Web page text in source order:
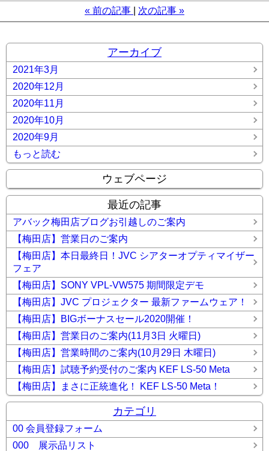
« 前の記事 次の記事 »
アーカイブ
2021年3月
2020年12月
2020年11月
2020年10月
2020年9月
もっと読む
ウェブページ
最近の記事
アバック梅田店ブログお引越しのご案内
【梅田店】営業日のご案内
【梅田店】本日最終日！JVC シアターオプティマイザー
フェア
【梅田店】SONY VPL-VW575 期間限定デモ
【梅田店】JVC プロジェクター 最新ファームウェア！
【梅田店】BIGボーナスセール2020開催！
【梅田店】営業日のご案内(11月3日 火曜日)
【梅田店】営業時間のご案内(10月29日 木曜日)
【梅田店】試聴予約受付のご案内 KEF LS-50 Meta
【梅田店】まさに正統進化！ KEF LS-50 Meta！
カテゴリ
00 会員登録フォーム
000 展示品リスト